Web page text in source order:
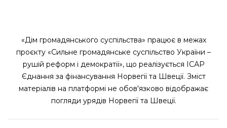
«Дім громадянського суспільства» працює в межах
проєкту «Сильне громадянське суспільство України –
рушій реформ і демократії», що реалізується ІСАР
Єднання за фінансування Норвегії та Швеції. Зміст
матеріалів на платформі не обов'язково відображає
погляди урядів Норвегії та Швеції.